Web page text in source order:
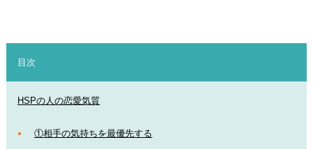
目次
HSPの人の恋愛気質
①相手の気持ちを最優先する